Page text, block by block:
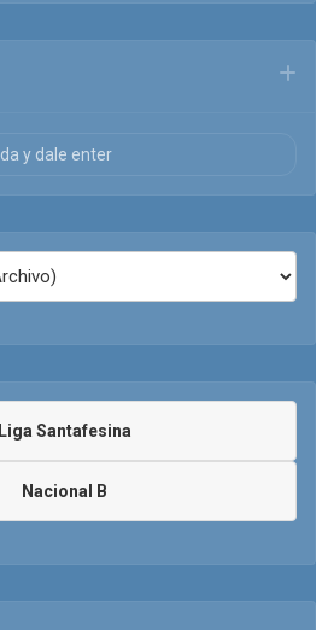
Liga Santafesina
Nacional B